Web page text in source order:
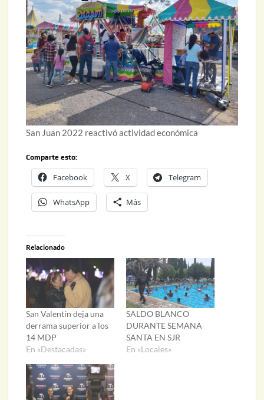
San Juan 2022 reactivó actividad económica
Comparte esto:
Facebook X Telegram
WhatsApp Más
Relacionado
San Valentín deja una
derrama superior a los
14 MDP
En «Destacadas»
SALDO BLANCO
DURANTE SEMANA
SANTA EN SJR
En «Locales»